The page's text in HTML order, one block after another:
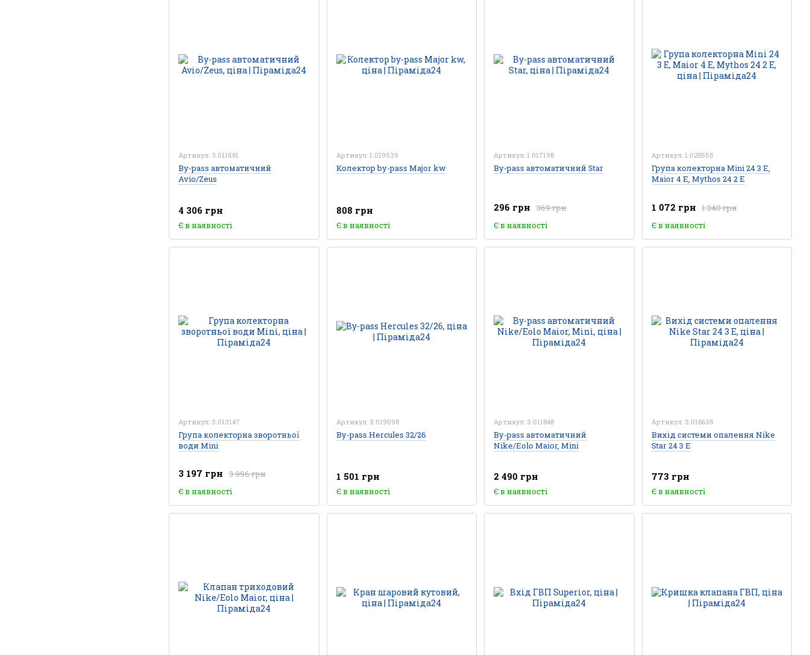
Артикул: 3.011581
By-pass автоматичний
Avio/Zeus
4 306 грн
Є в наявності
Артикул: 1.019539
Колектор by-pass Major kw
808 грн
Є в наявності
Артикул: 1.017198
By-pass автоматичний Star
369 грн
296 грн
Є в наявності
Артикул: 1.028555
Група колекторна Mini 24 3 E,
Maior 4 E, Mythos 24 2 Е
1 340 грн
1 072 грн
Є в наявності
Артикул: 3.013147
Група колекторна зворотньої
води Mini
3 996 грн
3 197 грн
Є в наявності
Артикул: 3.019098
By-pass Hercules 32/26
1 501 грн
Є в наявності
Артикул: 3.011848
By-pass автоматичний
Nike/Eolo Maior, Mini
2 490 грн
Є в наявності
Артикул: 3.018635
Вихід системи опалення Nike
Star 24 3 Е
773 грн
Є в наявності